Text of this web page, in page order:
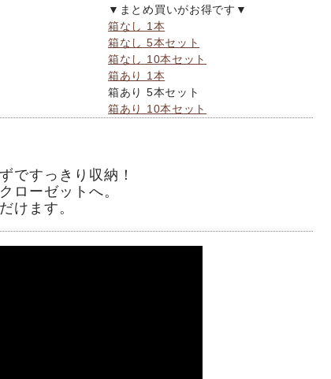
▼まとめ買いがお得です▼
箱なし 1本
箱なし 5本セット
箱なし 10本セット
箱あり 1本
箱あり 5本セット
箱あり 10本セット
ですっきり収納！
ローゼットへ。
けます。